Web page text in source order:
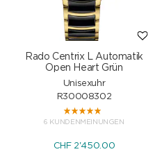
Rado Centrix L Automatik
Open Heart Grün
Unisexuhr
R30008302
6 KUNDENMEINUNGEN
CHF 2'450.00